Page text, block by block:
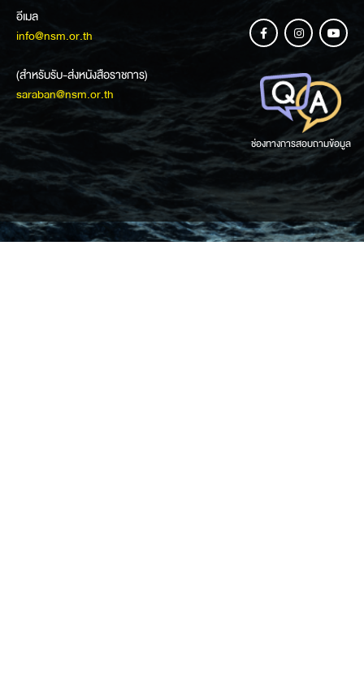
อีเมล
info@nsm.or.th
(สำหรับรับ-ส่งหนังสือราชการ)
saraban@nsm.or.th
ช่องทางการสอบถามข้อมูล